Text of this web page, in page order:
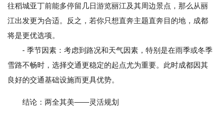
往稻城亚丁前能多停留几日游览丽江及其周边景点，那么从丽
江出发更为合适。反之，若你只想直奔主题直奔目的地，成都
将是更优选项。
- 季节因素：考虑到路况和天气因素，特别是在雨季或冬季
雪路不畅时，选择交通更稳定的起点尤为重要。此时成都因其
良好的交通基础设施而更具优势。
结论：两全其美——灵活规划